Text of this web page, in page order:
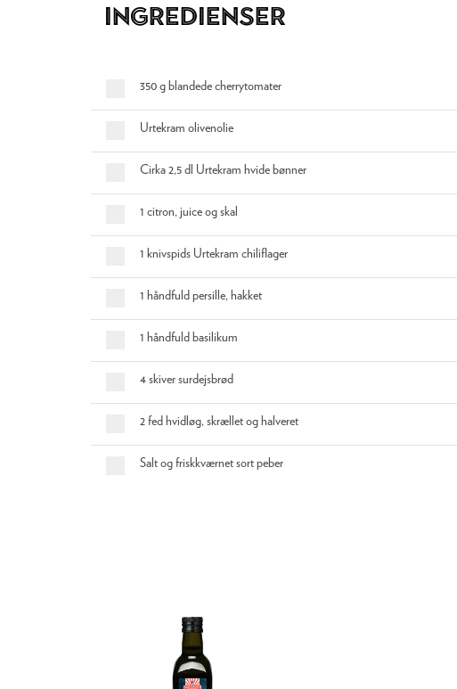
Ingredienser
350 g blandede cherrytomater
Urtekram olivenolie
Cirka 2,5 dl Urtekram hvide bønner
1 citron, juice og skal
1 knivspids Urtekram chiliflager
1 håndfuld persille, hakket
1 håndfuld basilikum
4 skiver surdejsbrød
2 fed hvidløg, skrællet og halveret
Salt og friskkværnet sort peber